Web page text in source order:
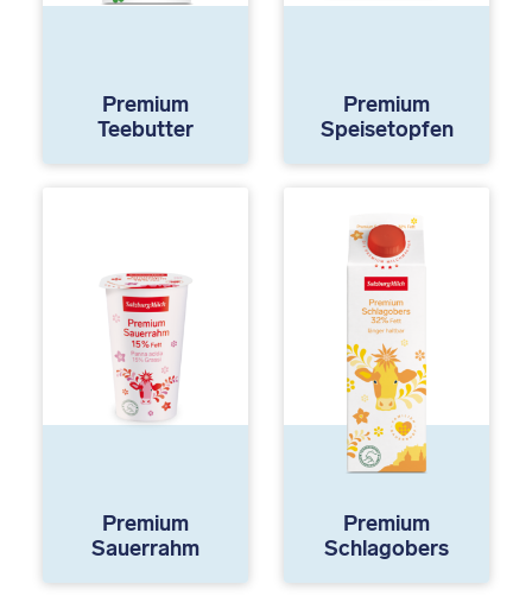
Premium
Teebutter
Premium
Speisetopfen
Premium
Sauerrahm
Premium
Schlagobers